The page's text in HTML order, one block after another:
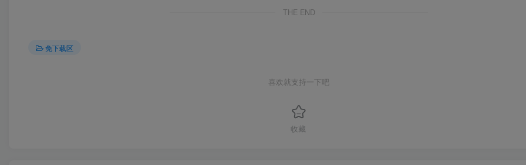
THE END
免下载区
喜欢就支持一下吧
收藏